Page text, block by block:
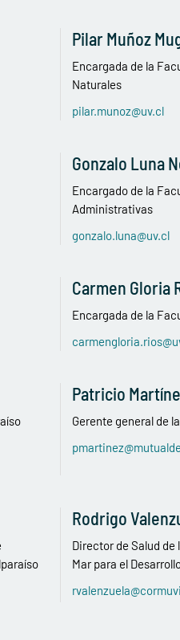
Pilar Muñoz
Encargada de la
Naturales
pilar.munoz@uv.cl
Gonzalo Luna
Encargado de la
Administrativas
gonzalo.luna@uv.cl
Carmen Gloria
Encargada de la
Patricio
Gerente general de
Rodrigo
Director de Salud
Mar para el